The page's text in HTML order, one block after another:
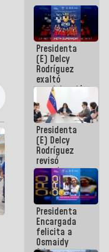
Presidenta
(E) Delcy
Rodríguez
exaltó
participación
de
Venezuela
en Juegos
Centroamericanos
y del Caribe
2026
Presidenta
(E) Delcy
Rodríguez
revisó
agenda
económica y
ejecución de
fondos de
emergencia
post-sismos
Presidenta
Encargada
felicita a
Osmaidy